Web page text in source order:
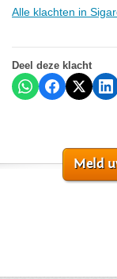
Alle klachten in
Deel deze klacht
Meld